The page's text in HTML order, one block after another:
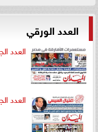
العدد الورقي
العدد
العدد